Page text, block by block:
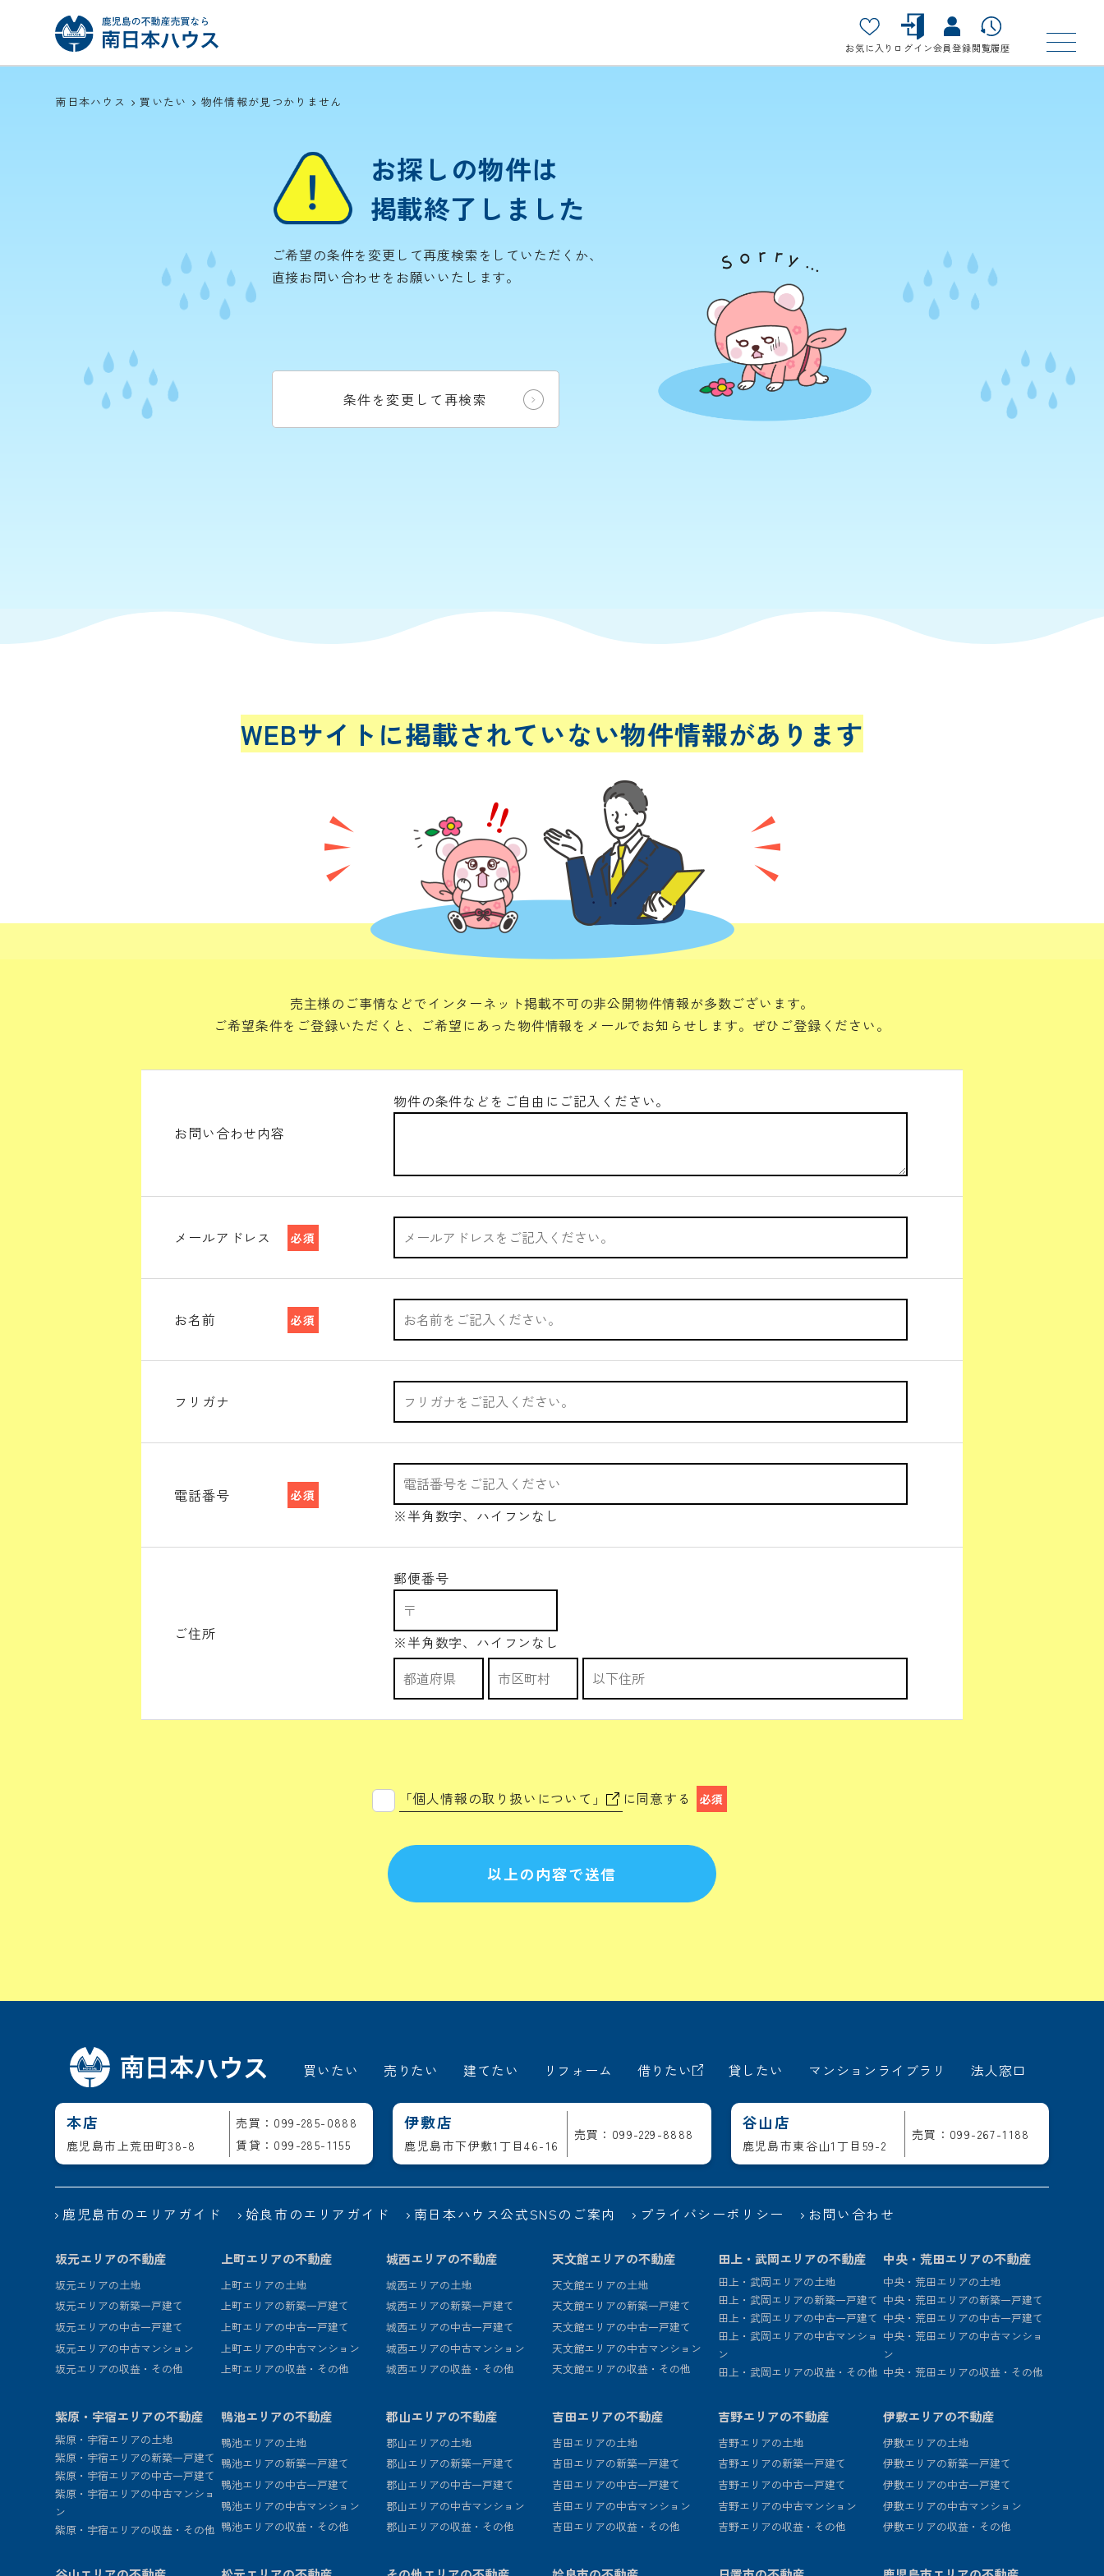
お気に入り ログイン会員登録閲覧履歴
南日本ハウス 買いたい 物件情報が見つかりません
お探しの物件は
掲載終了しました
ご希望の条件を変更して再度検索をしていただくか、
直接お問い合わせをお願いいたします。
条件を変更して再検索
WEBサイトに掲載されていない物件情報があります
売主様のご事情などでインターネット掲載不可の非公開物件情報が多数ございます。
ご希望条件をご登録いただくと、ご希望にあった物件情報をメールでお知らせします。ぜひご登録ください。
お問い合わせ内容
物件の条件などをご自由にご記入ください。
メールアドレス 必須
お名前 必須
フリガナ
電話番号 必須
※半角数字、ハイフンなし
ご住所
郵便番号
※半角数字、ハイフンなし
「個人情報の取り扱いについて」 に同意する 必須
以上の内容で送信
買いたい 売りたい 建てたい リフォーム 借りたい 貸したい マンションライブラリ 法人窓口
本店
鹿児島市上荒田町38-8
売買：099-285-0888
賃貸：099-285-1155
伊敷店
鹿児島市下伊敷1丁目46-16
売買：099-229-8888
谷山店
鹿児島市東谷山1丁目59-2
売買：099-267-1188
鹿児島市のエリアガイド 姶良市のエリアガイド 南日本ハウス公式SNSのご案内 プライバシーポリシー お問い合わせ
坂元エリアの不動産
坂元エリアの土地
坂元エリアの新築一戸建て
坂元エリアの中古一戸建て
坂元エリアの中古マンション
坂元エリアの収益・その他
上町エリアの不動産
上町エリアの土地
上町エリアの新築一戸建て
上町エリアの中古一戸建て
上町エリアの中古マンション
上町エリアの収益・その他
城西エリアの不動産
城西エリアの土地
城西エリアの新築一戸建て
城西エリアの中古一戸建て
城西エリアの中古マンション
城西エリアの収益・その他
天文館エリアの不動産
天文館エリアの土地
天文館エリアの新築一戸建て
天文館エリアの中古一戸建て
天文館エリアの中古マンション
天文館エリアの収益・その他
田上・武岡エリアの不動産
田上・武岡エリアの土地
田上・武岡エリアの新築一戸建て
田上・武岡エリアの中古一戸建て
田上・武岡エリアの中古マンショ
ン
田上・武岡エリアの収益・その他
中央・荒田エリアの不動産
中央・荒田エリアの土地
中央・荒田エリアの新築一戸建て
中央・荒田エリアの中古一戸建て
中央・荒田エリアの中古マンショ
ン
中央・荒田エリアの収益・その他
紫原・宇宿エリアの不動産
紫原・宇宿エリアの土地
紫原・宇宿エリアの新築一戸建て
紫原・宇宿エリアの中古一戸建て
紫原・宇宿エリアの中古マンショ
ン
紫原・宇宿エリアの収益・その他
鴨池エリアの不動産
鴨池エリアの土地
鴨池エリアの新築一戸建て
鴨池エリアの中古一戸建て
鴨池エリアの中古マンション
鴨池エリアの収益・その他
郡山エリアの不動産
郡山エリアの土地
郡山エリアの新築一戸建て
郡山エリアの中古一戸建て
郡山エリアの中古マンション
郡山エリアの収益・その他
吉田エリアの不動産
吉田エリアの土地
吉田エリアの新築一戸建て
吉田エリアの中古一戸建て
吉田エリアの中古マンション
吉田エリアの収益・その他
吉野エリアの不動産
吉野エリアの土地
吉野エリアの新築一戸建て
吉野エリアの中古一戸建て
吉野エリアの中古マンション
吉野エリアの収益・その他
伊敷エリアの不動産
伊敷エリアの土地
伊敷エリアの新築一戸建て
伊敷エリアの中古一戸建て
伊敷エリアの中古マンション
伊敷エリアの収益・その他